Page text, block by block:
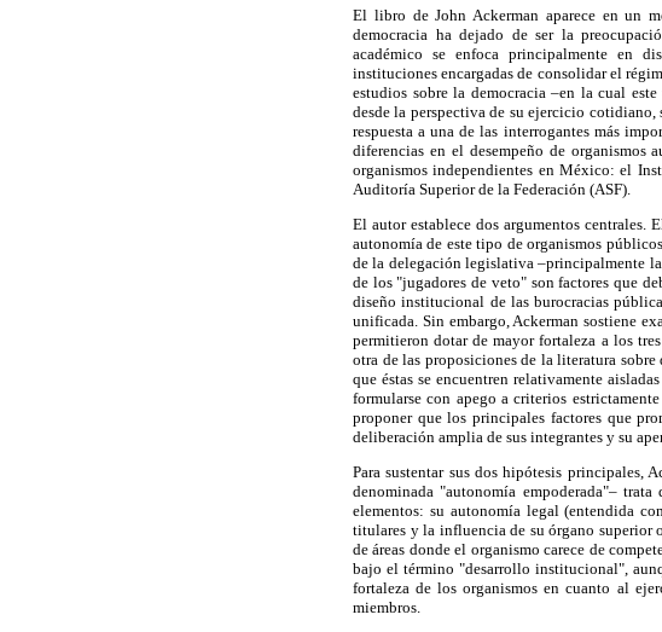
El libro de John Ackerman aparece en un
democracia ha dejado de ser la
académico se enfoca principalmente en
instituciones encargadas de consolidar el
estudios sobre la democracia –en la cual
desde la perspectiva de su ejercicio
respuesta a una de las interrogantes más
diferencias en el desempeño de
organismos independientes en México: el
Auditoría Superior de la Federación (ASF).
El autor establece dos argumentos
autonomía de este tipo de organismos
de la delegación legislativa –principalmente
de los "jugadores de veto" son factores que
diseño institucional de las burocracias
unificada. Sin embargo, Ackerman sostiene
permitieron dotar de mayor fortaleza a los
otra de las proposiciones de la literatura
que éstas se encuentren relativamente
formularse con apego a criterios
proponer que los principales factores que
deliberación amplia de sus integrantes y su
Para sustentar sus dos hipótesis principales,
denominada "autonomía empoderada"–
elementos: su autonomía legal (entendida
titulares y la influencia de su órgano superior
de áreas donde el organismo carece de
bajo el término "desarrollo institucional",
fortaleza de los organismos en cuanto al
miembros.